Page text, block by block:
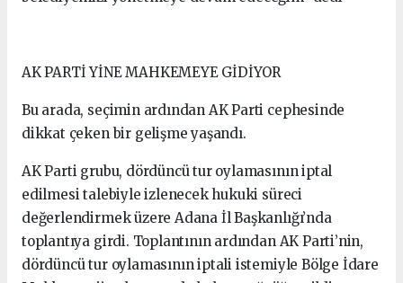
AK PARTİ YİNE MAHKEMEYE GİDİYOR
Bu arada, seçimin ardından AK Parti cephesinde
dikkat çeken bir gelişme yaşandı.
AK Parti grubu, dördüncü tur oylamasının iptal
edilmesi talebiyle izlenecek hukuki süreci
değerlendirmek üzere Adana İl Başkanlığı’nda
toplantıya girdi. Toplantının ardından AK Parti’nin,
dördüncü tur oylamasının iptali istemiyle Bölge İdare